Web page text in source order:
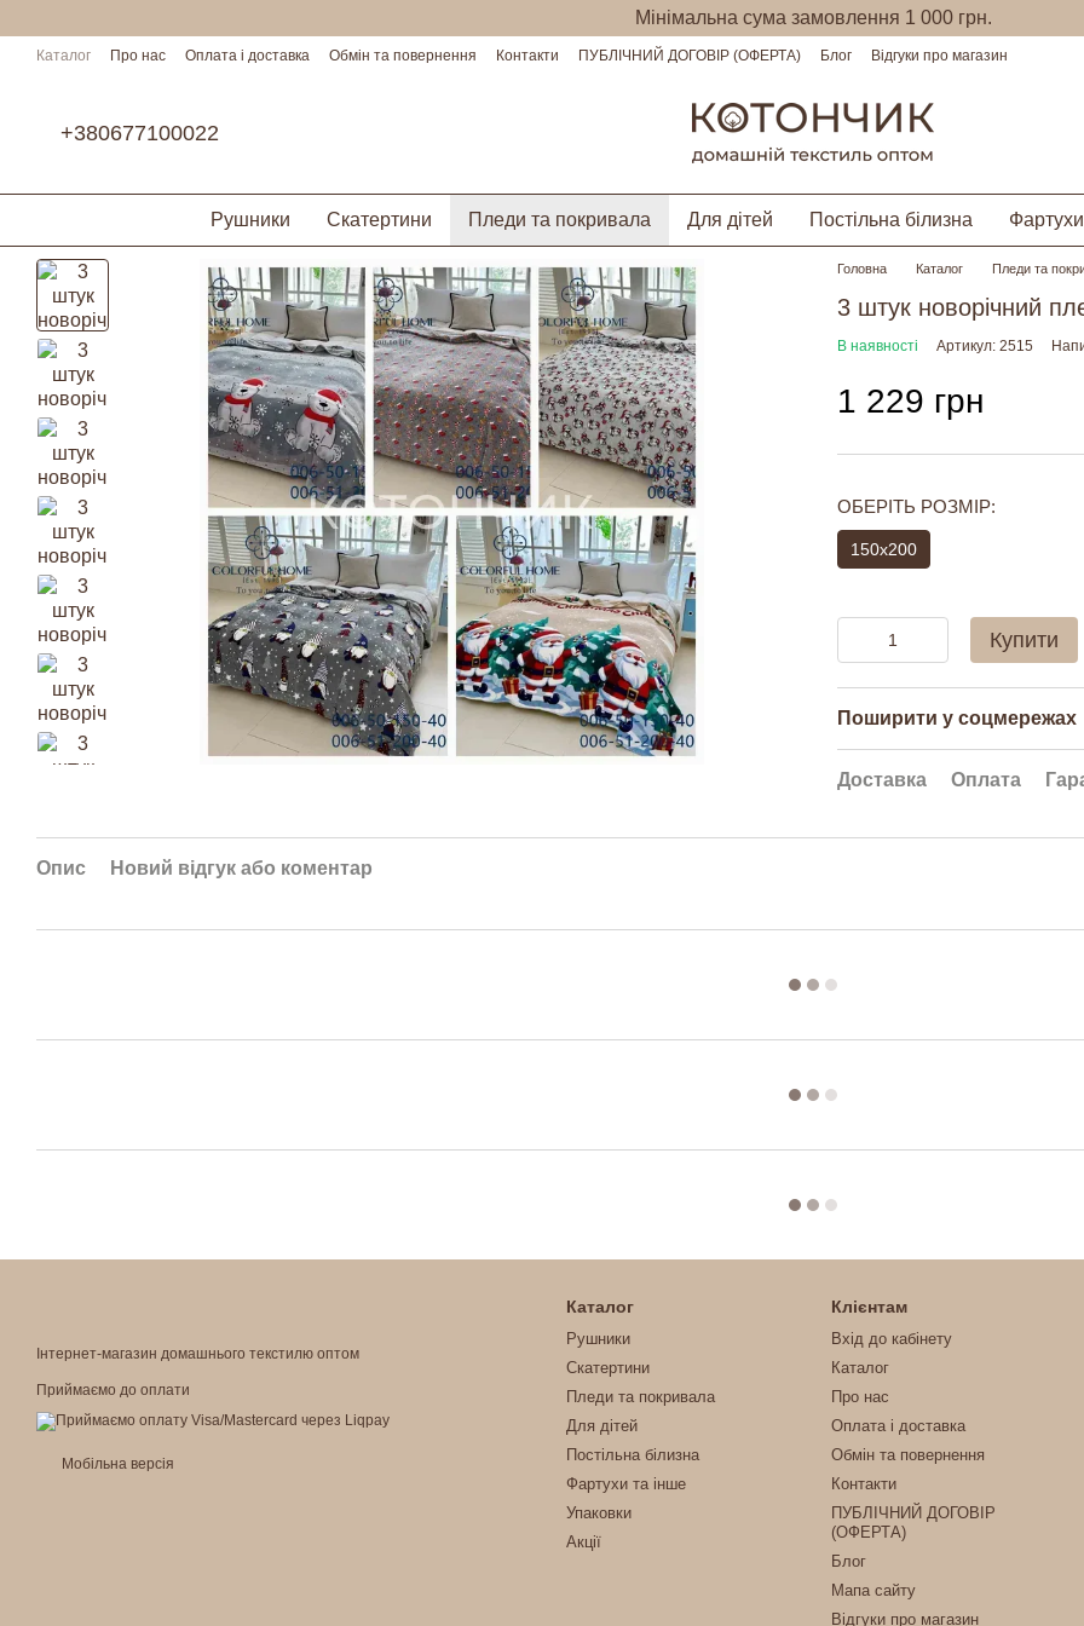
Мінімальна сума замовлення 1 000 грн.
Каталог Про нас Оплата і доставка Обмін та повернення Контакти ПУБЛІЧНИЙ ДОГОВІР (ОФЕРТА) Блог
Відгуки про магазин
+380677100022
Рушники Скатертини Пледи та покривала Для дітей Постільна білизна
Головна Каталог Пледи та
3 штук новорічний
В наявності Артикул: 2515
1 229 грн
ОБЕРІТЬ РОЗМІР:
150х200
Купити
Поширити у соцмережах
Доставка Оплата
Опис Новий відгук або коментар
Інтернет-магазин домашнього текстилю оптом
Приймаємо до оплати
Мобільна версія
Каталог
Рушники
Скатертини
Пледи та покривала
Для дітей
Постільна білизна
Фартухи та інше
Упаковки
Акції
Клієнтам
Вхід до кабінету
Каталог
Про нас
Оплата і доставка
Обмін та повернення
Контакти
ПУБЛІЧНИЙ ДОГОВІР
(ОФЕРТА)
Блог
Мапа сайту
Відгуки про магазин